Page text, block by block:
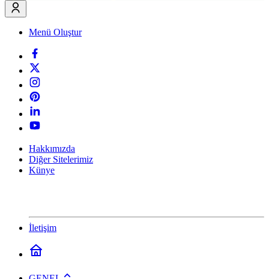
Menü Oluştur
Hakkımızda
Diğer Sitelerimiz
Künye
İletişim